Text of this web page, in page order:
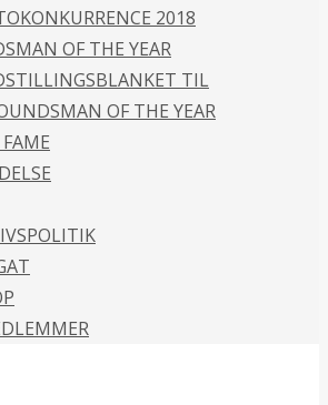
2018
OF THE YEAR
TIL
OF THE YEAR